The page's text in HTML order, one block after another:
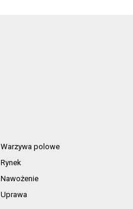
Warzywa polowe
Rynek
Nawożenie
Uprawa